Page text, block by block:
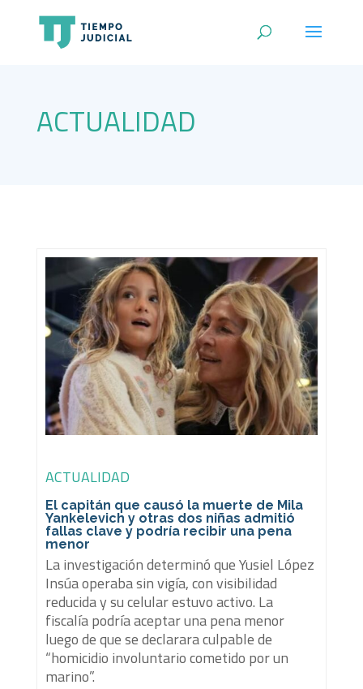
ACTUALIDAD
ACTUALIDAD
El capitán que causó la muerte de Mila
Yankelevich y otras dos niñas admitió
fallas clave y podría recibir una pena
menor
La investigación determinó que Yusiel López
Insúa operaba sin vigía, con visibilidad
reducida y su celular estuvo activo. La
fiscalía podría aceptar una pena menor
luego de que se declarara culpable de
“homicidio involuntario cometido por un
marino”.